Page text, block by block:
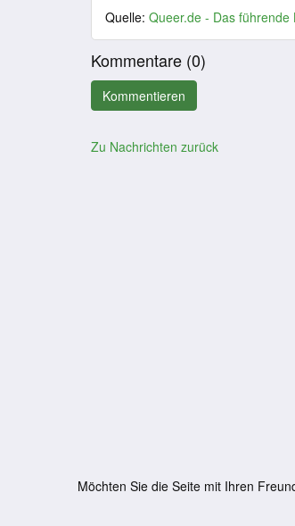
Quelle: Queer.de - Das führende
Kommentare (0)
Zu Nachrichten zurück
Möchten Sie die Seite mit Ihren